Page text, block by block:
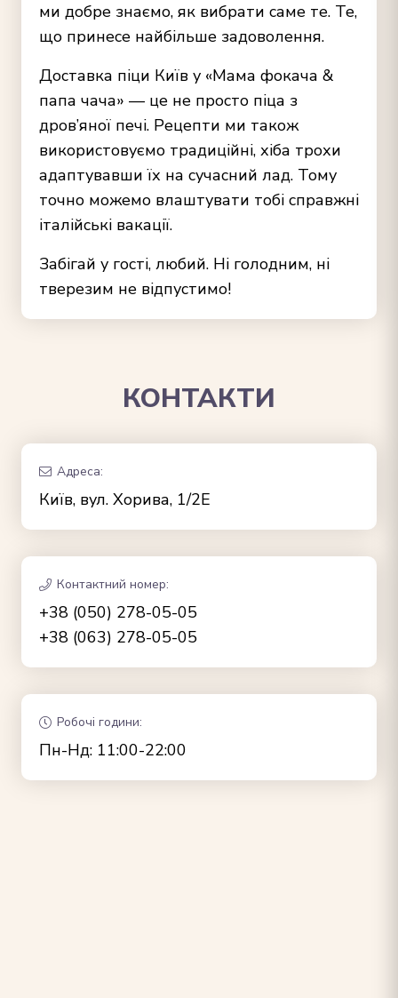
ми добре знаємо, як вибрати саме те. Те,
що принесе найбільше задоволення.
Доставка піци Київ у «Мама фокача &
папа чача» — це не просто піца з
дров’яної печі. Рецепти ми також
використовуємо традиційні, хіба трохи
адаптувавши їх на сучасний лад. Тому
точно можемо влаштувати тобі справжні
італійські вакації.
Забігай у гості, любий. Ні голодним, ні
тверезим не відпустимо!
КОНТАКТИ
Адреса:
Київ, вул. Хорива, 1/2Е
Контактний номер:
+38 (050) 278-05-05
+38 (063) 278-05-05
Робочі години:
Пн-Нд: 11:00-22:00